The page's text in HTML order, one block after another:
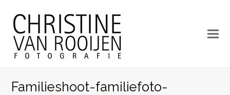
Familieshoot-familiefoto-